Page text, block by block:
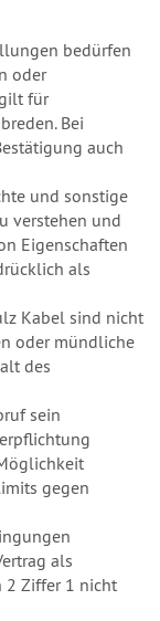
bedürfen
oder
für
Bei
auch
und sonstige
verstehen und
Eigenschaften
als
Kabel sind nicht
oder mündliche
des
sein
gegen
als
2 Ziffer 1 nicht